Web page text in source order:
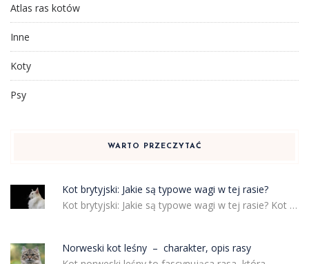
Atlas ras kotów
Inne
Koty
Psy
WARTO PRZECZYTAĆ
Kot brytyjski: Jakie są typowe wagi w tej rasie?
Kot brytyjski: Jakie są typowe wagi w tej rasie? Kot …
Norweski kot leśny – charakter, opis rasy